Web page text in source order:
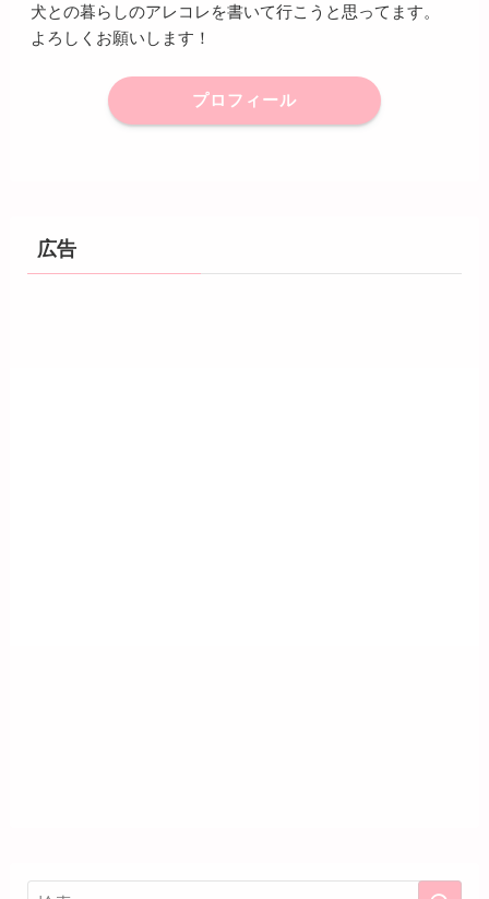
犬との暮らしのアレコレを書いて行こうと思ってます。
よろしくお願いします！
プロフィール
広告